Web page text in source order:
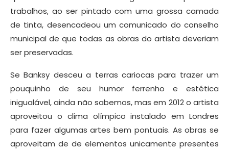
trabalhos, ao ser pintado com uma grossa camada
de tinta, desencadeou um comunicado do conselho
municipal de que todas as obras do artista deveriam
ser preservadas.
Se Banksy desceu a terras cariocas para trazer um
pouquinho de seu humor ferrenho e estética
inigualável, ainda não sabemos, mas em 2012 o artista
aproveitou o clima olímpico instalado em Londres
para fazer algumas artes bem pontuais. As obras se
aproveitam de de elementos unicamente presentes